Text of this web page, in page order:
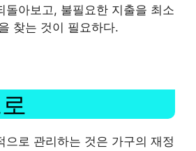
돌아보고, 불필요한 지출을 최소
찾는 것이 필요하다.
으로 관리하는 것은 가구의 재정